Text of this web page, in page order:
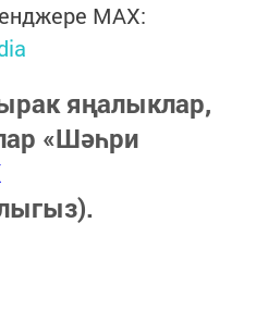
MАХ:
яңалыклар,
«Шәһри